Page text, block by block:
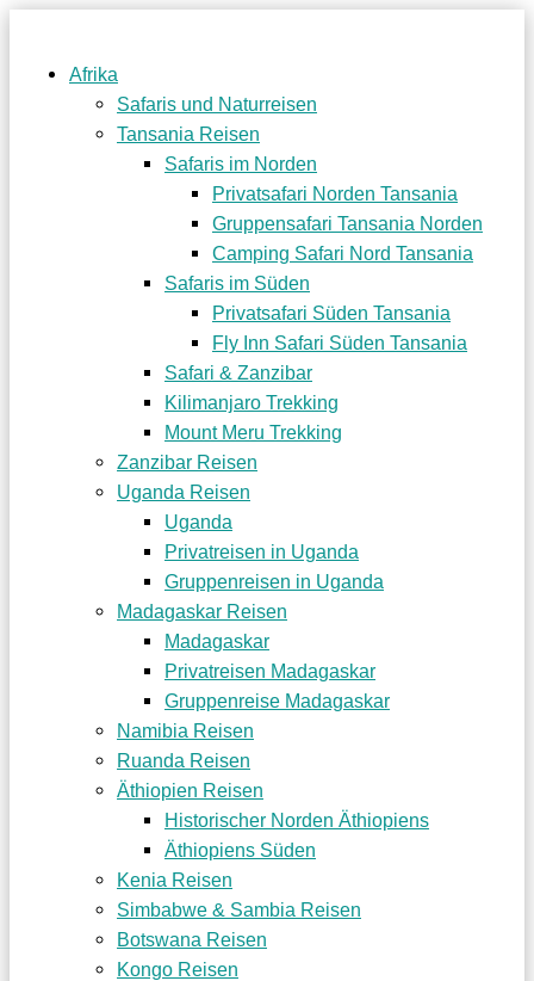
Afrika
Safaris und Naturreisen
Tansania Reisen
Safaris im Norden
Privatsafari Norden Tansania
Gruppensafari Tansania Norden
Camping Safari Nord Tansania
Safaris im Süden
Privatsafari Süden Tansania
Fly Inn Safari Süden Tansania
Safari & Zanzibar
Kilimanjaro Trekking
Mount Meru Trekking
Zanzibar Reisen
Uganda Reisen
Uganda
Privatreisen in Uganda
Gruppenreisen in Uganda
Madagaskar Reisen
Madagaskar
Privatreisen Madagaskar
Gruppenreise Madagaskar
Namibia Reisen
Ruanda Reisen
Äthiopien Reisen
Historischer Norden Äthiopiens
Äthiopiens Süden
Kenia Reisen
Simbabwe & Sambia Reisen
Botswana Reisen
Kongo Reisen